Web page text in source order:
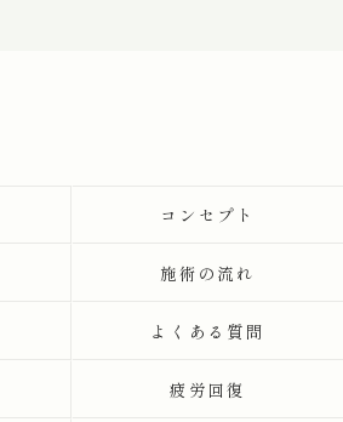
コンセプト
施術の流れ
よくある質問
疲労回復